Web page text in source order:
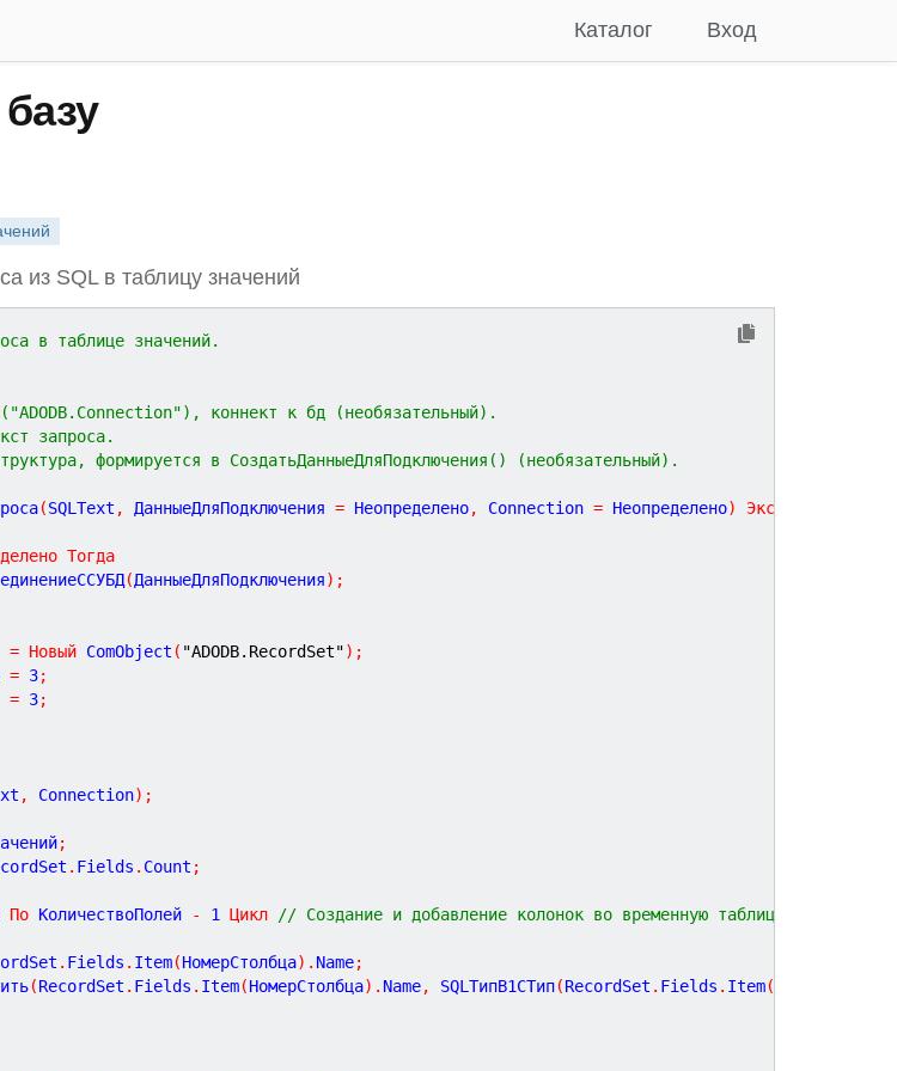
Вход
Каталог
из SQL в таблицу значений
в таблице значений.
COMОбъект("ADODB.Connection"), коннект к бд (необязательный).
запроса.
формируется в СоздатьДанныеДляПодключения() (необязательный).
(SQLText , ДанныеДляПодключения = Неопределено, Connection = Неопределено) Экспорт
Тогда
(ДанныеДляПодключения) ;
= Новый ComObject ( "ADODB.RecordSet") ;
= 3;
= 3;
, Connection) ;
;
. Fields . Count ;
По КоличествоПолей - 1 Цикл // Создание и добавление колонок во временную таблицу
. Fields . Item(НомерСтолбца) . Name;
(RecordSet . Fields . Item(НомерСтолбца) . Name, SQLТипВ1СТип(RecordSet . Fields . Item(